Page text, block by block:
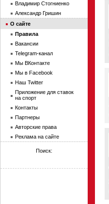
Владимир Стогниенко
Александр Гришин
О сайте
Правила
Вакансии
Telegram-канал
Мы ВКонтакте
Мы в Facebook
Наш Twitter
Приложение для ставок
на спорт
Контакты
Партнеры
Авторские права
Реклама на сайте
Поиск: